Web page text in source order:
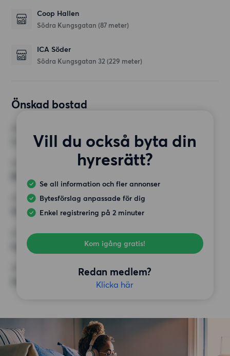
Coop Hallen
Södra Kungsgatan (87 meter)
ICA Söder
Södra Kungsgatan 32 (229 meter)
Önskad bostad
Vill du också byta din
hyresrätt?
Se all information och fler annonser
Bytesförslag anpassade för dig
Enkel registrering på 2 minuter
Kom igång gratis!
Redan medlem?
Klicka här
MINST ANTAL KVADRATMETER
HÖGSTA HYRA
15 000 kr
Inga speciella krav
ÖVRIGA PREFERENSER
Inga speciella preferenser